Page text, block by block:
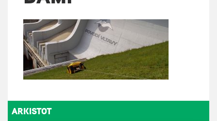
ARKISTOT